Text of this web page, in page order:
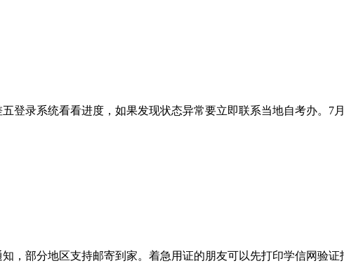
登录系统看看进度，如果发现状态异常要立即联系当地自考办。7
，部分地区支持邮寄到家。着急用证的朋友可以先打印学信网验证